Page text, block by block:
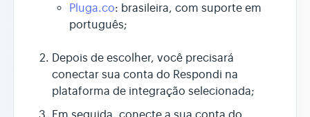
Pluga.co: brasileira, com suporte em
português;
Depois de escolher, você precisará
conectar sua conta do Respondi na
plataforma de integração selecionada;